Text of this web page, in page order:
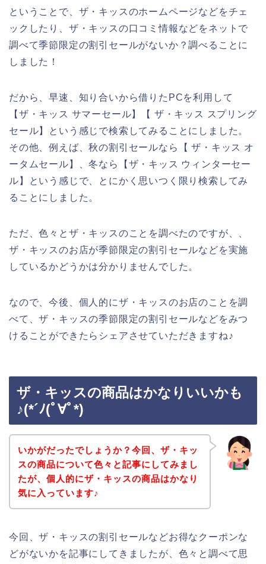
ということで、ザ・キッスのホームページなどをチェ
ックしたり、ザ・キッスの口コミ情報などをネットで
調べて季節限定の割引セールがないか？調べることに
しました！
だから、早速、知り合いから借りたPCを利用して
【ザ・キッス サマーセール】【 ザ・キッス スプリング
セール】という感じで検索してみることにしました。
その他、例えば、秋の割引セールなら【 ザ・キッス オ
ータムセール】、冬なら【ザ・キッス ウィンターセー
ル】という感じで、とにかく思いつく限り検索してみ
ることにしました。
ただ、色々とザ・キッスのことを調べたのですが、、
ザ・キッスのお店が季節限定の割引セールなどを実施
しているかどうかは分かりませんでした。
なので、今後、個人的にザ・キッスのお店のことを調
べて、ザ・キッスの季節限定の割引セールなどをみつ
けることができたらシェアさせていただきますね♪
ザ・キッスの商品はかなりいいかも
♪(*´ﾉ(ﾟ∀ﾟ*)
いかがだったでしょうか？今回、ザ・キッ
スの商品について色々と記事にしてみまし
たが、個人的にザ・キッスの商品はかなり
気に入っています♪
今回、ザ・キッスの割引セールなどお得なクーポンな
どがないかを記事にしてきましたが、色々と調べて思